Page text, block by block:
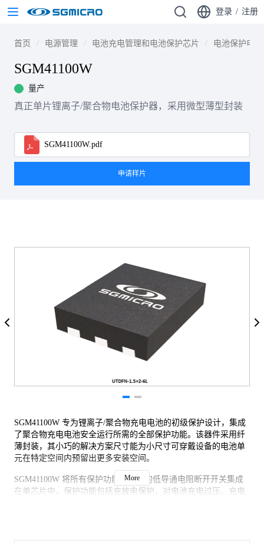
登录 / 注册
首页 电源管理 电池充电管理和电池保护芯片 电池保护电路
SGM41100W
量产
真正单片锂离子/聚合物电池保护器，采用微型薄型封装
SGM41100W.pdf
申请样片
SGM41100W 专为锂离子/聚合物充电电池的初级保护设计，集成
了聚合物充电电池安全运行所需的全部保护功能。该器件采用纤
薄封装，其小巧的解决方案尺寸能为小尺寸可穿戴设备的电池单
元在特定空间内预留出更多安装空间。
SGM41100W 将所有保护功能和所需的低导通电阻断开开关集成
在单芯片中，保护功能包括充放电保护，对电池充电过压、充电
More